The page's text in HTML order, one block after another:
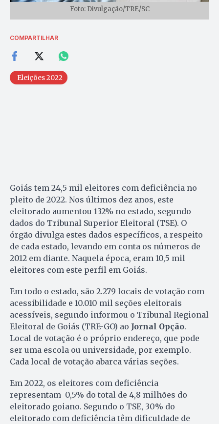
Foto: Divulgação/TRE/SC
COMPARTILHAR
Eleições 2022
Goiás tem 24,5 mil eleitores com deficiência no
pleito de 2022. Nos últimos dez anos, este
eleitorado aumentou 132% no estado, segundo
dados do Tribunal Superior Eleitoral (TSE). O
órgão divulga estes dados específicos, a respeito
de cada estado, levando em conta os números de
2012 em diante. Naquela época, eram 10,5 mil
eleitores com este perfil em Goiás.
Em todo o estado, são 2.279 locais de votação com
acessibilidade e 10.010 mil seções eleitorais
acessíveis, segundo informou o Tribunal Regional
Eleitoral de Goiás (TRE-GO) ao Jornal Opção.
Local de votação é o próprio endereço, que pode
ser uma escola ou universidade, por exemplo.
Cada local de votação abarca várias seções.
Em 2022, os eleitores com deficiência
representam 0,5% do total de 4,8 milhões do
eleitorado goiano. Segundo o TSE, 30% do
eleitorado com deficiência têm dificuldade de